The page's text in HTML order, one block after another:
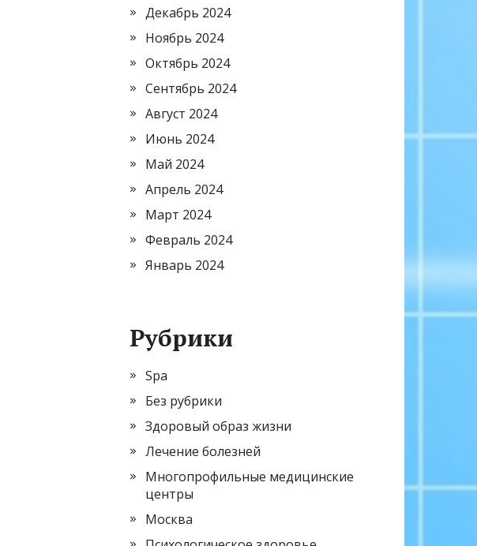
Декабрь 2024
Ноябрь 2024
Октябрь 2024
Сентябрь 2024
Август 2024
Июнь 2024
Май 2024
Апрель 2024
Март 2024
Февраль 2024
Январь 2024
Рубрики
Spa
Без рубрики
Здоровый образ жизни
Лечение болезней
Многопрофильные медицинские
центры
Москва